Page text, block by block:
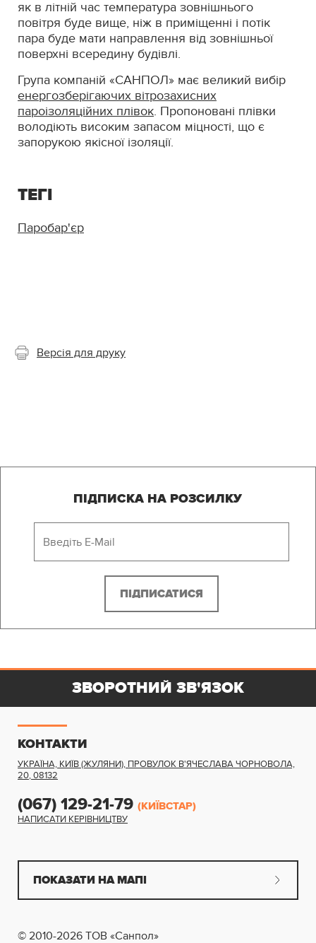
як в літній час температура зовнішнього
повітря буде вище, ніж в приміщенні і потік
пара буде мати направлення від зовнішньої
поверхні всередину будівлі.
Група компаній «САНПОЛ» має великий вибір
енергозберігаючих вітрозахисних
пароізоляційних плівок. Пропоновані плівки
володіють високим запасом міцності, що є
запорукою якісної ізоляції.
ТЕГІ
Паробар'єр
Версія для друку
ПІДПИСКА НА РОЗСИЛКУ
КОНТАКТИ
УКРАЇНА, КИЇВ (ЖУЛЯНИ), ПРОВУЛОК В'ЯЧЕСЛАВА ЧОРНОВОЛА,
20,08132
(067) 129-21-79 (КИЇВСТАР)
НАПИСАТИ КЕРІВНИЦТВУ
ПОКАЗАТИ НА МАПІ
© 2010-2026 ТОВ «Санпол»
ЗВОРОТНИЙ ЗВ'ЯЗОК